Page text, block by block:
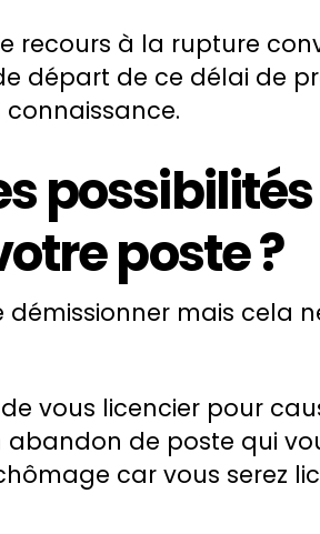
recours à la rupture
départ de ce délai de
connaissance.
poste ?
démissionner mais cela
vous licencier pour
abandon de poste qui
car vous serez